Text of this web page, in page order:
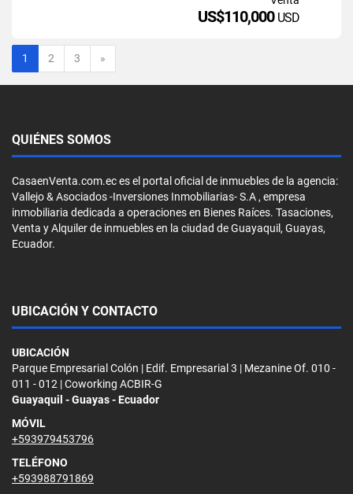
US$110,000 USD
1 2 3 »
QUIÉNES SOMOS
CasaenVenta.com.ec es el portal oficial de inmuebles de la agencia:
Vallejo & Asociados -Inversiones Inmobiliarias- S.A , empresa
inmobiliaria dedicada a operaciones en Bienes Raíces. Tasaciones,
Venta y Alquiler de inmuebles en la ciudad de Guayaquil, Guayas,
Ecuador.
UBICACIÓN Y CONTACTO
UBICACIÓN
Parque Empresarial Colón | Edif. Empresarial 3 | Mezanine Of. 010 -
011 - 012 | Coworking ACBIR-G
Guayaquil - Guayas - Ecuador
MÓVIL
+593979453796
TELÉFONO
+593988791869